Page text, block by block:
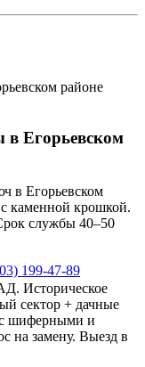
Егорьевском
в Егорьевском
каменной крошкой.
службы 40–50
199-47-89
Историческое
сектор + дачные
с шиферными и
на замену. Выезд в